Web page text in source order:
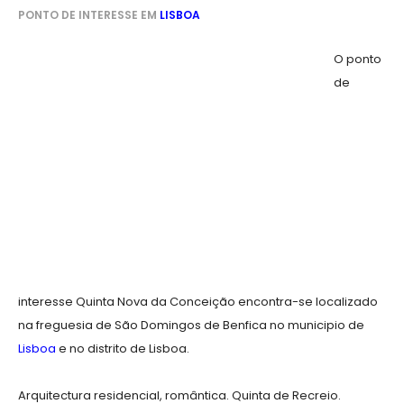
PONTO DE INTERESSE EM LISBOA
O ponto
de
interesse Quinta Nova da Conceição encontra-se localizado
na freguesia de São Domingos de Benfica no municipio de
Lisboa e no distrito de Lisboa.
Arquitectura residencial, romântica. Quinta de Recreio.